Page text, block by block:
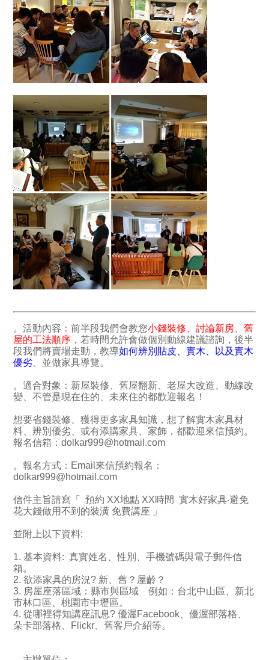
。活動內容：前半段我們會教您小錢裝修、討論新房、舊
屋的工法順序 ，若時間允許會做個別動線建議諮詢，後半
段我們將賣場走動，教導如何辨別貼皮、實木、以及實木
優劣 、並做家具導覽。
。適合對象：新屋裝修、舊屋翻新、老屋大改造、動線改
變、不管是現在住的、未來住的都歡迎報名！
想要省錢裝修、獲得更多家具知識，想了解實木家具材
料、辨別優劣、或有添購家具、家飾，都歡迎來信預約。
報名信箱：dolkar999@hotmail.com
。報名方式：Email來信預約報名：
dolkar999@hotmail.com
信件主旨請寫「 預約 XX地點 XX時間 實木好家具‧避免
花大錢做用不到的裝潢 免費講座 」
並附上以下資料:
1. 基本資料: 真實姓名、性別、手機號碼與電子郵件信
箱。
2. 欲添家具的房況? 新、舊？屋齡？
3. 房屋座落區域：縣市與區域 例如：台北中山區、新北
市林口區、桃園市中壢區。
4. 從哪裡得知講座訊息? 優渥Facebook、優渥部落格、
朵卡部落格、Flickr、舊客戶介紹等。